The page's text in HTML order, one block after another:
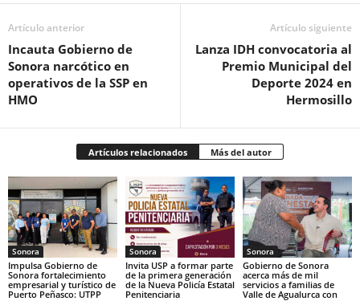
Artículo anterior
Incauta Gobierno de
Sonora narcótico en
operativos de la SSP en
HMO
Artículo siguiente
Lanza IDH convocatoria al
Premio Municipal del
Deporte 2024 en
Hermosillo
Artículos relacionados Más del autor
Sonora
Impulsa Gobierno de
Sonora fortalecimiento
empresarial y turístico de
Puerto Peñasco: UTPP
Sonora
Invita USP a formar parte
de la primera generación
de la Nueva Policía Estatal
Penitenciaria
Sonora
Gobierno de Sonora
acerca más de mil
servicios a familias de
Valle de Agualurca con